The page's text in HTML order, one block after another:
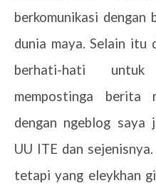
berkomunikasi
dunia maya. Selain itu
berhati-hati
mempostinga berita
dengan ngeblog saya
UU ITE dan
tetapi yang eleykhan